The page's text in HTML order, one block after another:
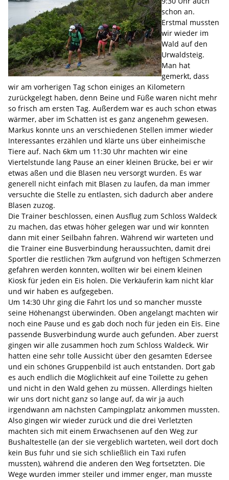
schon an.
Erstmal mussten
wir wieder im
Wald auf den
Urwaldsteig.
Man hat
gemerkt, dass
wir am vorherigen Tag schon einiges an Kilometern
zurückgelegt haben, denn Beine und Füße waren nicht mehr
so frisch am ersten Tag. Außerdem war es auch schon etwas
wärmer, aber im Schatten ist es ganz angenehm gewesen.
Markus konnte uns an verschiedenen Stellen immer wieder
Interessantes erzählen und klärte uns über einheimische
Tiere auf. Nach 6km um 11:30 Uhr machten wir eine
Viertelstunde lang Pause an einer kleinen Brücke, bei er wir
etwas aßen und die Blasen neu versorgt wurden. Es war
generell nicht einfach mit Blasen zu laufen, da man immer
versuchte die Stelle zu entlasten, sich dadurch aber andere
Blasen zuzog.
Die Trainer beschlossen, einen Ausflug zum Schloss Waldeck
zu machen, das etwas höher gelegen war und wir konnten
dann mit einer Seilbahn fahren. Während wir warteten und
die Trainer eine Busverbindung heraussuchten, damit drei
Sportler die restlichen 7km aufgrund von heftigen Schmerzen
gefahren werden konnten, wollten wir bei einem kleinen
Kiosk für jeden ein Eis holen. Die Verkäuferin kam nicht klar
und wir haben es aufgegeben.
Um 14:30 Uhr ging die Fahrt los und so mancher musste
seine Höhenangst überwinden. Oben angelangt machten wir
noch eine Pause und es gab doch noch für jeden ein Eis. Eine
passende Busverbindung wurde auch gefunden. Aber zuerst
gingen wir alle zusammen hoch zum Schloss Waldeck. Wir
hatten eine sehr tolle Aussicht über den gesamten Edersee
und ein schönes Gruppenbild ist auch entstanden. Dort gab
es auch endlich die Möglichkeit auf eine Toilette zu gehen
und nicht in den Wald gehen zu müssen. Allerdings hielten
wir uns dort nicht ganz so lange auf, da wir ja auch
irgendwann am nächsten Campingplatz ankommen mussten.
Also gingen wir wieder zurück und die drei Verletzten
machten sich mit einem Erwachsenen auf den Weg zur
Bushaltestelle (an der sie vergeblich warteten, weil dort doch
kein Bus fuhr und sie sich schließlich ein Taxi rufen
mussten), während die anderen den Weg fortsetzten. Die
Wege wurden immer steiler und immer enger, man musste